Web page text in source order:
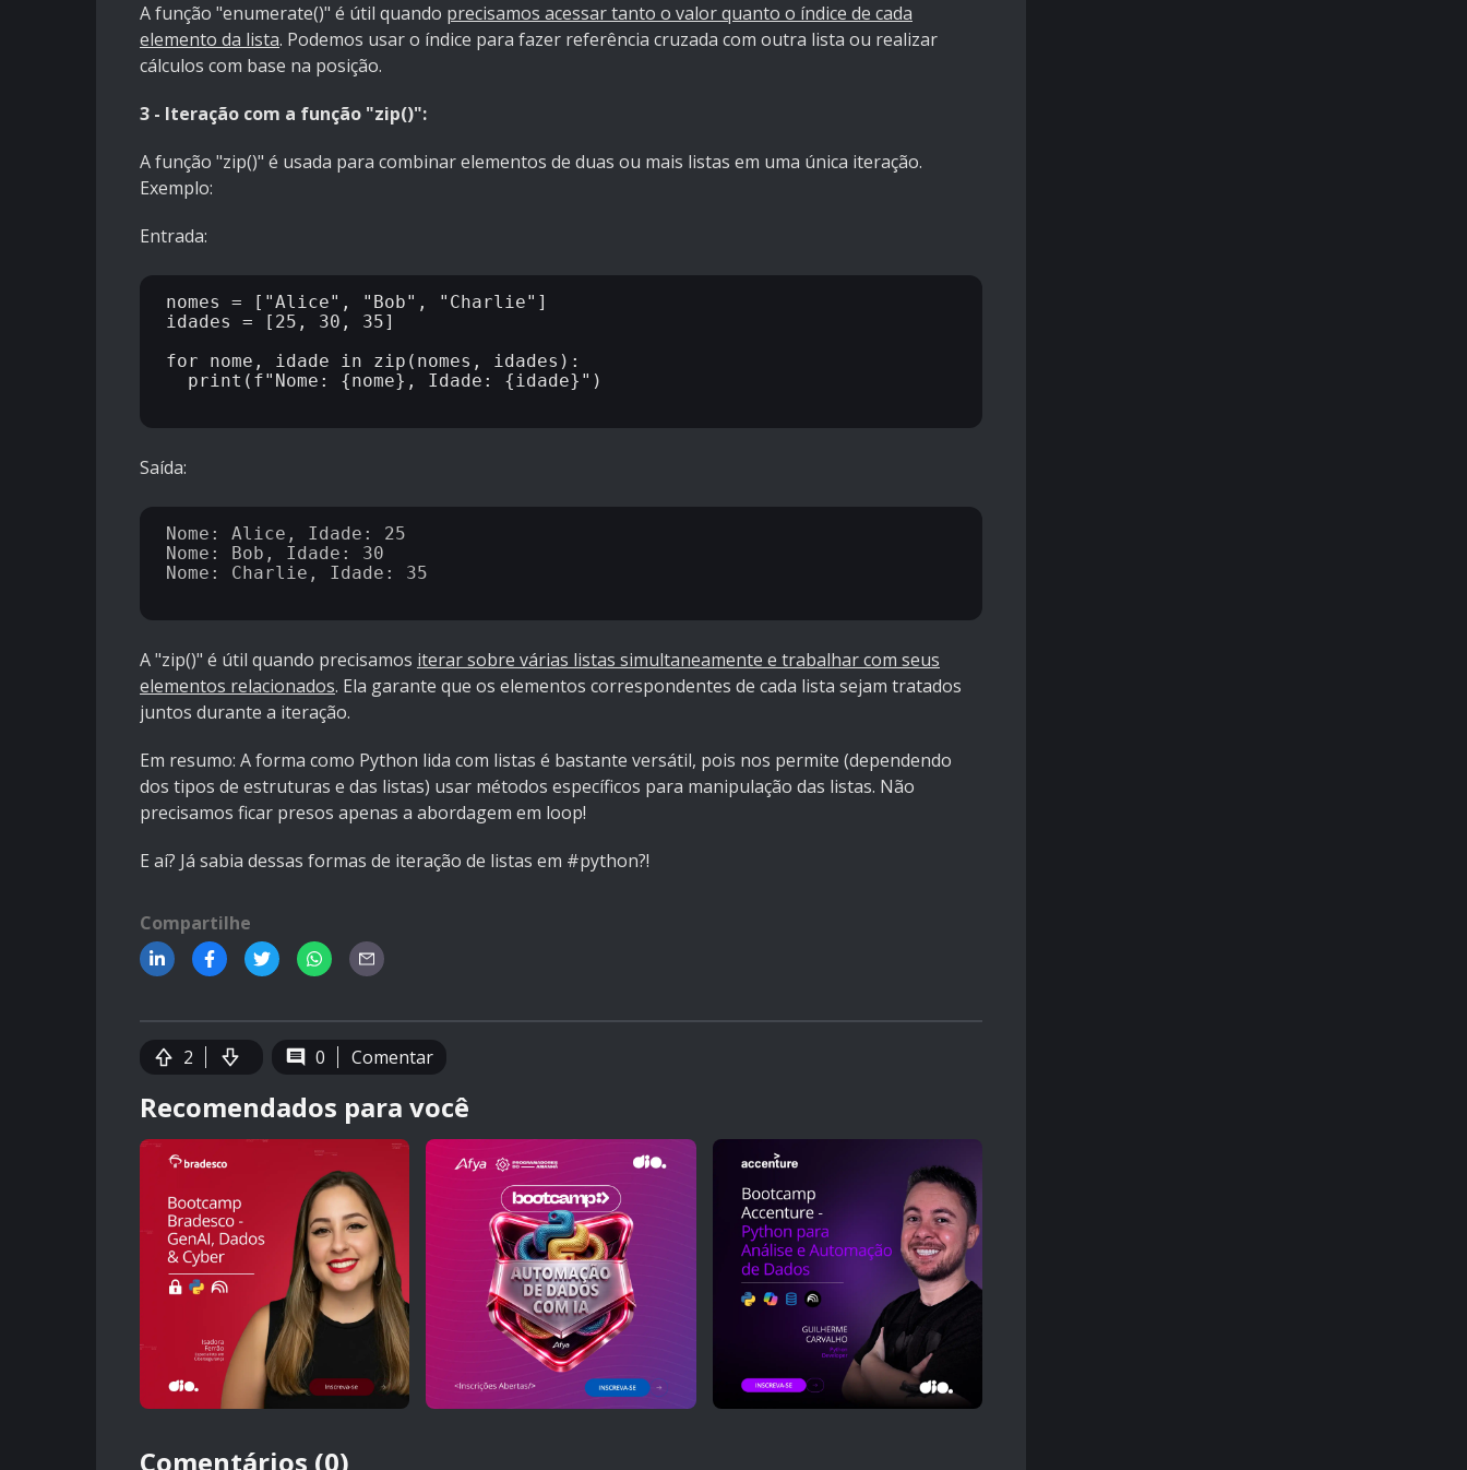
A função "enumerate()" é útil quando precisamos acessar tanto o valor quanto o índice de cada
elemento da lista. Podemos usar o índice para fazer referência cruzada com outra lista ou realizar
cálculos com base na posição.
3 - Iteração com a função "zip()":
A função "zip()" é usada para combinar elementos de duas ou mais listas em uma única iteração.
Exemplo:
Entrada:
nomes = ["Alice", "Bob", "Charlie"]
idades = [25, 30, 35]
for nome, idade in zip(nomes, idades):
Saída:
Nome: Alice, Idade: 25
Nome: Bob, Idade: 30
Nome: Charlie, Idade: 35
A "zip()" é útil quando precisamos iterar sobre várias listas simultaneamente e trabalhar com seus
elementos relacionados. Ela garante que os elementos correspondentes de cada lista sejam tratados
juntos durante a iteração.
Em resumo: A forma como Python lida com listas é bastante versátil, pois nos permite (dependendo
dos tipos de estruturas e das listas) usar métodos específicos para manipulação das listas. Não
precisamos ficar presos apenas a abordagem em loop!
E aí? Já sabia dessas formas de iteração de listas em #python?!
Compartilhe
2 0 Comentar
Recomendados para você
Comentários (0)